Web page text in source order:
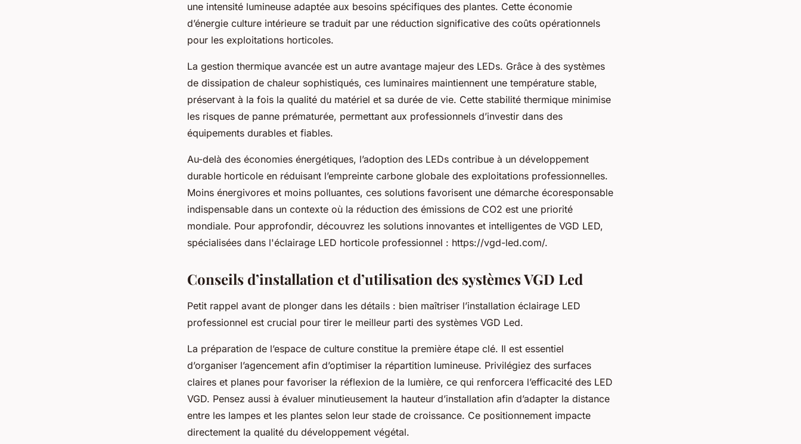
une intensité lumineuse adaptée aux besoins spécifiques des plantes. Cette économie
d’énergie culture intérieure se traduit par une réduction significative des coûts opérationnels
pour les exploitations horticoles.
La gestion thermique avancée est un autre avantage majeur des LEDs. Grâce à des systèmes
de dissipation de chaleur sophistiqués, ces luminaires maintiennent une température stable,
préservant à la fois la qualité du matériel et sa durée de vie. Cette stabilité thermique minimise
les risques de panne prématurée, permettant aux professionnels d’investir dans des
équipements durables et fiables.
Au-delà des économies énergétiques, l’adoption des LEDs contribue à un développement
durable horticole en réduisant l’empreinte carbone globale des exploitations professionnelles.
Moins énergivores et moins polluantes, ces solutions favorisent une démarche écoresponsable
indispensable dans un contexte où la réduction des émissions de CO2 est une priorité
mondiale. Pour approfondir, découvrez les solutions innovantes et intelligentes de VGD LED,
spécialisées dans l'éclairage LED horticole professionnel : https://vgd-led.com/.
Conseils d’installation et d’utilisation des systèmes VGD Led
Petit rappel avant de plonger dans les détails : bien maîtriser l’installation éclairage LED
professionnel est crucial pour tirer le meilleur parti des systèmes VGD Led.
La préparation de l’espace de culture constitue la première étape clé. Il est essentiel
d’organiser l’agencement afin d’optimiser la répartition lumineuse. Privilégiez des surfaces
claires et planes pour favoriser la réflexion de la lumière, ce qui renforcera l’efficacité des LED
VGD. Pensez aussi à évaluer minutieusement la hauteur d’installation afin d’adapter la distance
entre les lampes et les plantes selon leur stade de croissance. Ce positionnement impacte
directement la qualité du développement végétal.